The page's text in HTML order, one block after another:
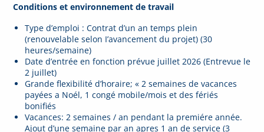
Conditions et environnement de travail
Type d’emploi : Contrat d’un an temps plein
(renouvelable selon I’avancement du projet) (30
heures/semaine)
Date d’entrée en fonction prévue juillet 2026 (Entrevue le
2 juillet)
Grande flexibilité d’horaire; « 2 semaines de vacances
payées a Noél, 1 congé mobile/mois et des fériés
bonifiés
Vacances: 2 semaines / an pendant la premiére année.
Ajout d’une semaine par an apres 1 an de service (3